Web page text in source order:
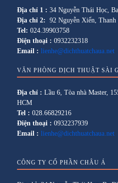
Địa chỉ 1 : 34 Nguyễn Thái Học,
Địa chỉ 2: 92 Nguyễn Xiển,
Tel: 024.39903758
Điện thoại : 0932232318
Email : lienhe@dichthuatchaua.net
VĂN PHÒNG DỊCH THUẬT SÀI
Địa chỉ : Lầu 6, Tòa nhà Master,
HCM
Tel : 028.66829216
Điện thoại : 0932237939
Email : lienhe@dichthuatchaua.net
CÔNG TY CỔ PHẦN CHÂU Á